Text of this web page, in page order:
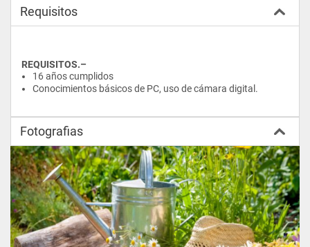
Especies, equipamiento, color
MÓDULO 4.-
Jardines europeos.-
MÓDULO 5.- Estudio del espacio y sus límites
Espacios abiertos y contenidos.
Requisitos
REQUISITOS.–
16 años cumplidos
Conocimientos básicos de PC, uso de cámara digital.
Fotografias